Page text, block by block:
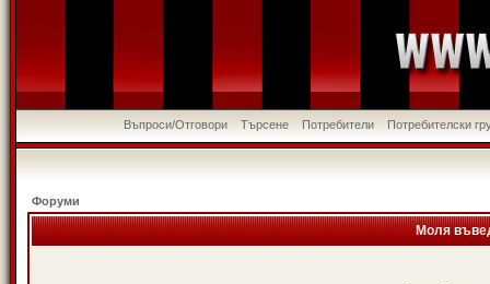
Въпроси/Отговори Търсене Потребители Потребителски
Форуми
Моля